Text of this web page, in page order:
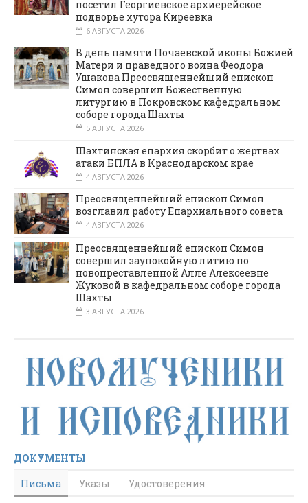
посетил Георгиевское архиерейское
подворье хутора Киреевка
6 АВГУСТА 2026
В день памяти Почаевской иконы Божией
Матери и праведного воина Феодора
Ушакова Преосвященнейший епископ
Симон совершил Божественную
литургию в Покровском кафедральном
соборе города Шахты
5 АВГУСТА 2026
Шахтинская епархия скорбит о жертвах
атаки БПЛА в Краснодарском крае
4 АВГУСТА 2026
Преосвященнейший епископ Симон
возглавил работу Епархиального совета
4 АВГУСТА 2026
Преосвященнейший епископ Симон
совершил заупокойную литию по
новопреставленной Алле Алексеевне
Жуковой в кафедральном соборе города
Шахты
3 АВГУСТА 2026
ДОКУМЕНТЫ
Письма
Указы Удостоверения